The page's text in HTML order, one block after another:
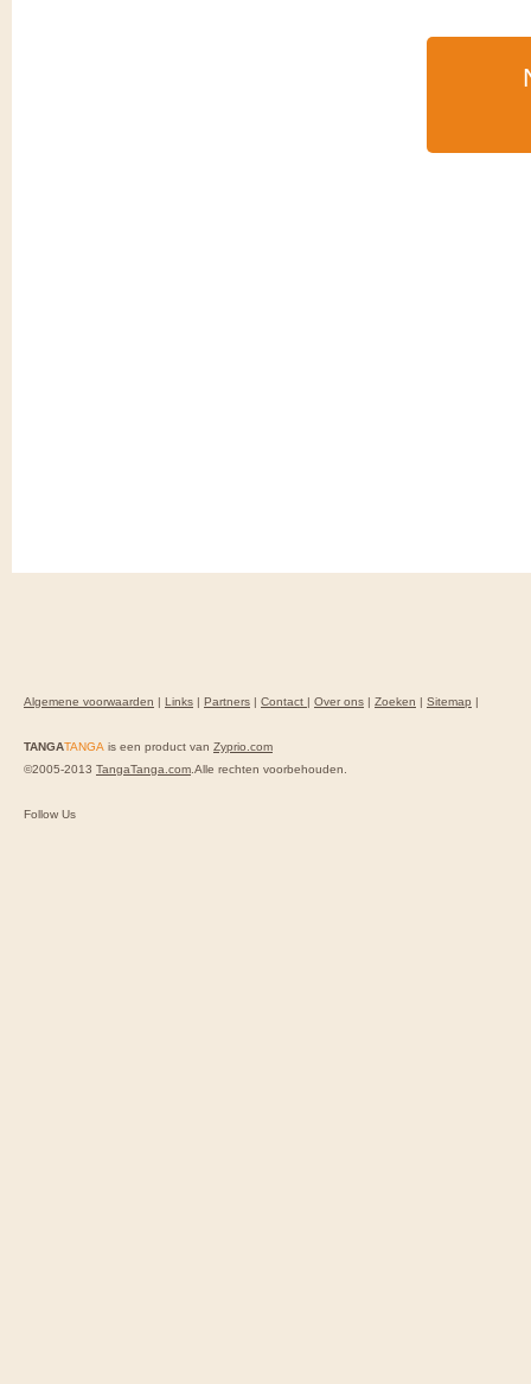
Algemene voorwaarden Links Partners Contact Over ons Zoeken Sitemap
TANGATANGA is een product van Zyprio.com
©2005-2013 TangaTanga.com.Alle rechten voorbehouden.
Follow Us